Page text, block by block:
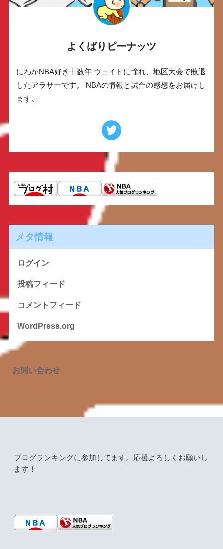
よくばりピーナッツ
にわかNBA好き十数年 ウェイドに憧れ、地区大会で敗退
したアラサーです。 NBAの情報と試合の感想をお届けし
ます。
メタ情報
ログイン
投稿フィード
コメントフィード
WordPress.org
お問い合わせ
ブログランキングに参加してます。応援よろしくお願いし
ます！